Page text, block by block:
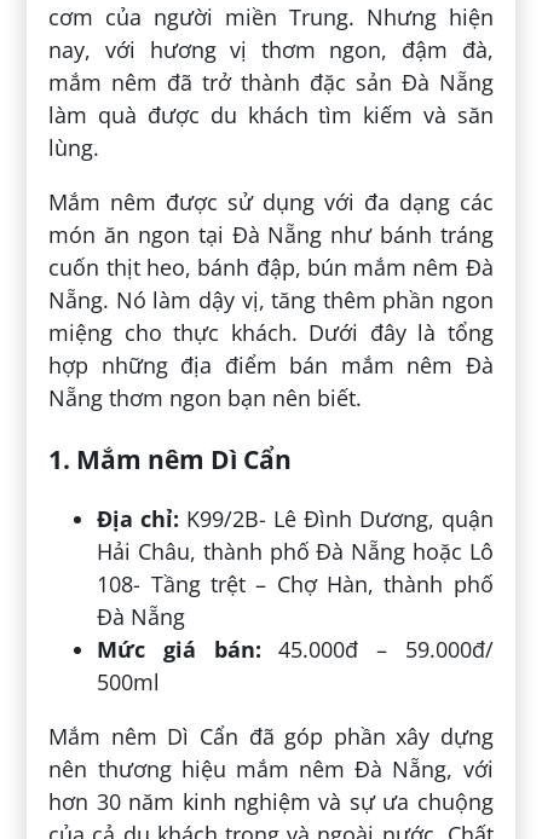
cơm của người miền Trung. Nhưng hiện
nay, với hương vị thơm ngon, đậm đà,
mắm nêm đã trở thành đặc sản Đà Nẵng
làm quà được du khách tìm kiếm và săn
lùng.
Mắm nêm được sử dụng với đa dạng các
món ăn ngon tại Đà Nẵng như bánh tráng
cuốn thịt heo, bánh đập, bún mắm nêm Đà
Nẵng. Nó làm dậy vị, tăng thêm phần ngon
miệng cho thực khách. Dưới đây là tổng
hợp những địa điểm bán mắm nêm Đà
Nẵng thơm ngon bạn nên biết.
1. Mắm nêm Dì Cẩn
Địa chỉ: K99/2B- Lê Đình Dương, quận
Hải Châu, thành phố Đà Nẵng hoặc Lô
108- Tầng trệt – Chợ Hàn, thành phố
Đà Nẵng
Mức giá bán: 45.000đ – 59.000đ/
500ml
Mắm nêm Dì Cẩn đã góp phần xây dựng
nên thương hiệu mắm nêm Đà Nẵng, với
hơn 30 năm kinh nghiệm và sự ưa chuộng